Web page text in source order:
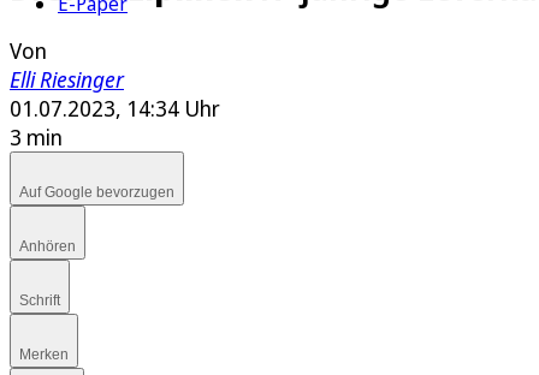
Von
Elli Riesinger
01.07.2023, 14:34 Uhr
3 min
Auf Google bevorzugen
Anhören
Schrift
Merken